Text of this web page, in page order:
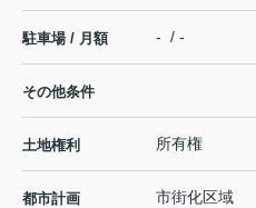
駐車場 / 月額 - / -
その他条件
土地権利 所有権
都市計画 市街化区域